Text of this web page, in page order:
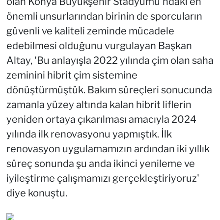
önemli unsurlarından birinin de sporcuların
güvenli ve kaliteli zeminde mücadele
edebilmesi olduğunu vurgulayan Başkan
Altay, 'Bu anlayışla 2022 yılında çim olan saha
zeminini hibrit çim sistemine
dönüştürmüştük. Bakım süreçleri sonucunda
zamanla yüzey altında kalan hibrit liflerin
yeniden ortaya çıkarılması amacıyla 2024
yılında ilk renovasyonu yapmıştık. İlk
renovasyon uygulamamızın ardından iki yıllık
süreç sonunda şu anda ikinci yenileme ve
iyileştirme çalışmamızı gerçekleştiriyoruz'
diye konuştu.